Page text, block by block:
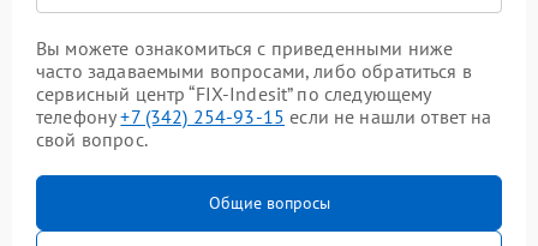
Вы можете ознакомиться с приведенными ниже
часто задаваемыми вопросами, либо обратиться в
сервисный центр “FIX-Indesit” по следующему
телефону+7 (342) 254-93-15 если не нашли ответ на
свой вопрос.
Общие вопросы